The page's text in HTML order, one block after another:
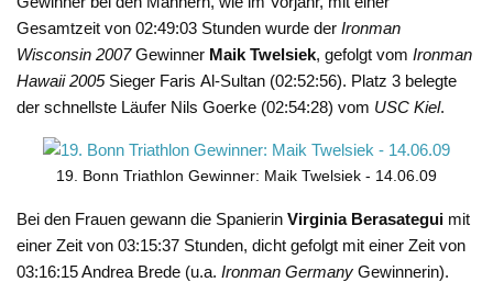
Gesamtzeit von 02:49:03 Stunden wurde derIronman
Wisconsin 2007Gewinner Maik Twelsiek, gefolgt vomIronman
Hawaii 2005Sieger Faris Al-Sultan (02:52:56). Platz 3 belegte
der schnellste Läufer Nils Goerke (02:54:28) vom USC Kiel.
19. Bonn Triathlon Gewinner: Maik Twelsiek - 14.06.09
Bei den Frauen gewann die SpanierinVirginia Berasategui mit
einer Zeit von 03:15:37 Stunden, dicht gefolgt mit einer Zeit von
03:16:15 Andrea Brede (u.a.Ironman Germany Gewinnerin).